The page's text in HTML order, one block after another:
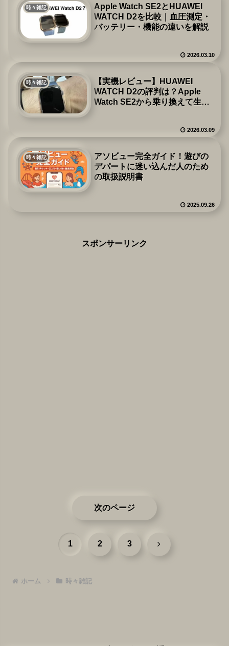
時々雑記
Apple Watch SE2とHUAWEI
WATCH D2を比較｜血圧測定・
バッテリー・機能の違いを解説
2026.03.10
時々雑記
【実機レビュー】HUAWEI
WATCH D2の評判は？Apple
Watch SE2から乗り換えて生活
2026.03.09
時々雑記
アソビュー完全ガイド！遊びの
デパートに迷い込んだ人のため
の取扱説明書
2025.09.26
スポンサーリンク
次のページ
1 2 3 次
ホーム 時々雑記